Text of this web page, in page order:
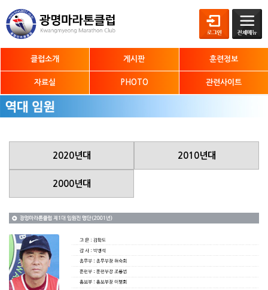
클럽소개 게시판 훈련정보
자료실 PHOTO 관련사이트
2020년대 2010년대
2000년대